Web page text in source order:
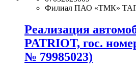
Филиал ПАО «ТМК»
Реализация
PATRIOT, гос.
№ 79985023)